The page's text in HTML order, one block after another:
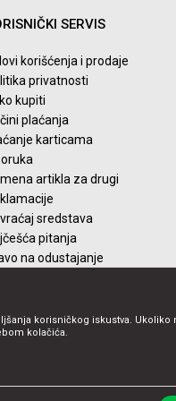
SERVIS
korišćenja i prodaje
privatnosti
kupiti
plaćanja
karticama
artikla za drugi
sredstava
pitanja
na odustajanje
korisničkog iskustva. Ukoliko
kolačića.